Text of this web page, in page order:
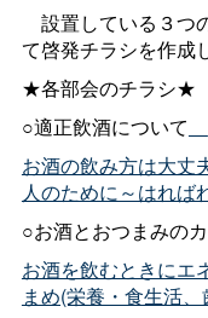
設置している３つ
て啓発チラシを作成
★各部会のチラシ★
○適正飲酒について
お酒の飲み方は大丈
人のために～はれば
○お酒とおつまみの
お酒を飲むときにエ
まめ(栄養・食生活